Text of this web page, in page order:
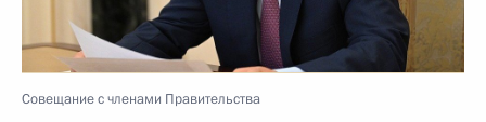
Совещание с членами Правительства